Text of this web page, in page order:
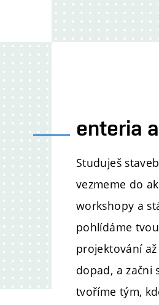
enteria
Studuješ
vezmeme do
workshopy a
pohlídáme
projektování
dopad, a začni
tvoříme tým,